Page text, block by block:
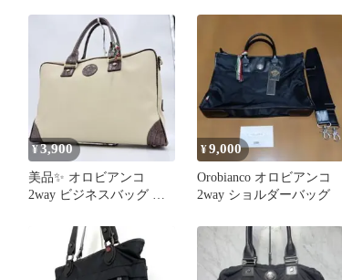
¥3,900
美品✨ オロビアンコ
2way ビジネスバッグ ブ
¥9,000
Orobianco オロビアンコ
2way ショルダーバッグ